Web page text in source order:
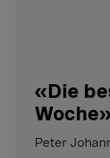
«Die
Woche
Peter